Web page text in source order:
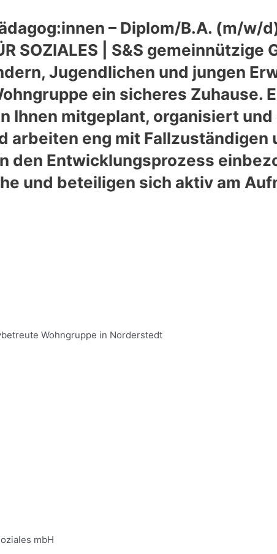
– Diplom/B.A. (m/w/
SOZIALES | S&S gemeinnützige
Jugendlichen und jungen
ein sicheres Zuhause.
Ihnen mitgeplant, organisiert
arbeiten eng mit Fallzuständigen
den Entwicklungsprozess
und beteiligen sich aktiv am
Wohngruppe in Norderstedt
mbH